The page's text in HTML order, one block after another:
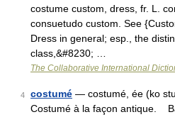
costume custom, dress, fr. L.
consuetudo custom. See
Dress in general; esp., the
class,&#8230; …
The Collaborative International
4 costumé — costumé, ée (ko
Costumé à la façon antique.